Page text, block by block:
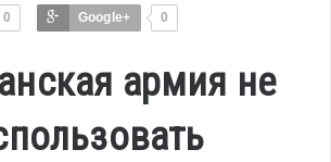
0 Google+ 0
армия не